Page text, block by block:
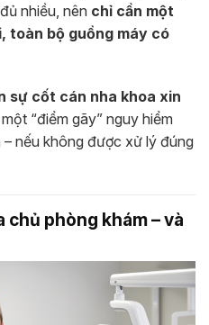
nhiều, nên chỉ cần một
toàn bộ guồng máy có
sự cốt cán nha khoa xin
“điểm gãy” nguy hiểm
nếu không được xử lý đúng
chủ phòng khám – và